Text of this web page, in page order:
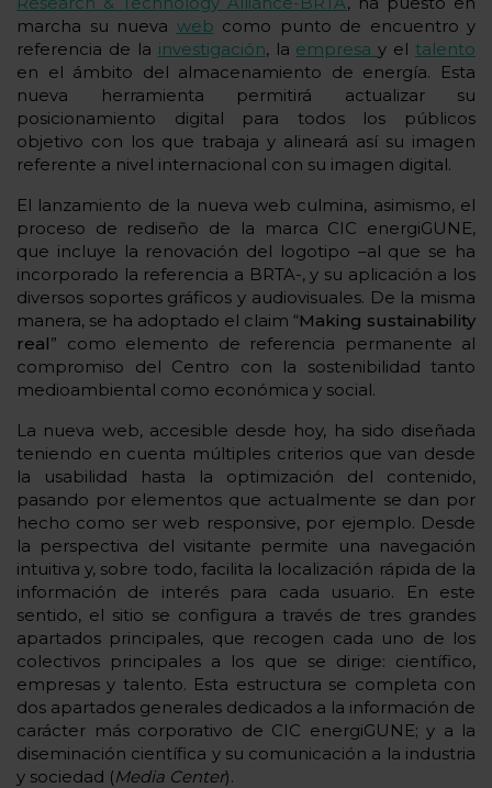
marcha su nueva web como punto de encuentro y
referencia de la investigación, la empresay el talento
en el ámbito del almacenamiento de energía. Esta
nueva herramienta permitirá actualizar su
posicionamiento digital para todos los públicos
objetivo con los que trabaja y alineará así su imagen
referente a nivel internacional con su imagen digital.
El lanzamiento de la nueva web culmina, asimismo, el
proceso de rediseño de la marca CIC energiGUNE,
que incluye la renovación del logotipo –al que se ha
incorporado la referencia a BRTA-, y su aplicación a los
diversos soportes gráficos y audiovisuales. De la misma
manera, se ha adoptado el claim “Making sustainability
real” como elemento de referencia permanente al
compromiso del Centro con la sostenibilidad tanto
medioambiental como económica y social.
La nueva web, accesible desde hoy, ha sido diseñada
teniendo en cuenta múltiples criterios que van desde
la usabilidad hasta la optimización del contenido,
pasando por elementos que actualmente se dan por
hecho como ser web responsive, por ejemplo. Desde
la perspectiva del visitante permite una navegación
intuitiva y, sobre todo, facilita la localización rápida de la
información de interés para cada usuario. En este
sentido, el sitio se configura a través de tres grandes
apartados principales, que recogen cada uno de los
colectivos principales a los que se dirige: científico,
empresas y talento. Esta estructura se completa con
dos apartados generales dedicados a la información de
carácter más corporativo de CIC energiGUNE; y a la
diseminación científica y su comunicación a la industria
y sociedad (Media Center).